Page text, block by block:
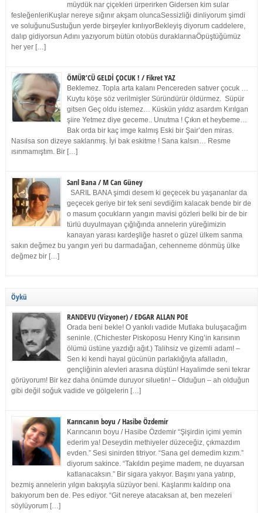
müydük nar çiçekleri ürperirken Gidersen kim sular
fesleğenleriKuşlar nereye sığınır akşam oluncaSessizliği dinliyorum şimdi
ve soluğunuSustuğun yerde birşeyler kırılıyorBekleyiş diyorum caddelere,
dalıp gidiyorsun Adını yazıyorum bütün otobüs duraklarınaÖpüştüğümüz
her yer […]
ÖMÜR’CÜ GELDİ ÇOCUK ! / Fikret YAZ
Beklemez. Topla arta kalanı Pencereden satıver çocuk …
Kuytu köşe söz verilmişler Süründürür öldürmez. Süpür
gitsen Geç oldu istemez… Küskün yıldız asardım Kırılgan
şiire Yetmez diye geceme.. Unutma ! Çıkın et heybeme…
Bak orda bir kaç imge kalmış Eski bir Şair’den miras.
Nasılsa son dizeye saklanmış. İyi bak eskitme ! Sana kalsın… Resme
ısınmamıştım. Bir […]
Sarıl Bana / M Can Güney
SARIL BANA şimdi desem ki geçecek bu yaşananlar da
geçecek geriye bir tek seni sevdiğim kalacak bende bir de
o masum çocukların yangın mavisi gözleri belki bir de bir
türlü duyulmayan çığlığında annelerin yüreğimizin
kanayan yarası kardeşliğe hasret o güzel ülkem sanma
sakın değmez bu yangın yeri bu darmadağan, cehenneme dönmüş ülke
değmez bir […]
Öykü
RANDEVU (Vizyoner) / EDGAR ALLAN POE
Orada beni bekle! O yankılı vadide Mutlaka buluşacağım
seninle. (Chichester Piskoposu Henry King’in karısının
ölümü üstüne yazdığı ağıt.) Talihsiz ve gizemli adam! –
Sen ki kendi hayal gücünün parlaklığıyla afalladın,
gençliğinin alevleri arasına düştün! Hayalimde seni tekrar
görüyorum! Bir kez daha önümde duruyor siluetin! – Olduğun – ah olduğun
gibi değil soğuk vadide ve gölgelerin […]
Karıncanın boyu / Hasibe Özdemir
Karıncanın boyu / Hasibe Özdemir “Şişirdin içimi yemin
ederim ya! Deseydin methiyeler düzeceğiz, çıkmazdım
evden.” Sesi sinirden titriyor. “Sana gel demedim kızım.”
diyorum sakince. “Takıldın peşime madem, ne duyarsan
katlanacaksın.” Bir sigara yakıyor. Başını yana yatırıp,
bezmiş annelerin yılgın bakışıyla süzüyor beni. Kaşlarımı kaldırıp ona
bakıyorum ben de. Pes ediyor. “Git nereye atacaksan at, ben mezeleri
söylüyorum […]